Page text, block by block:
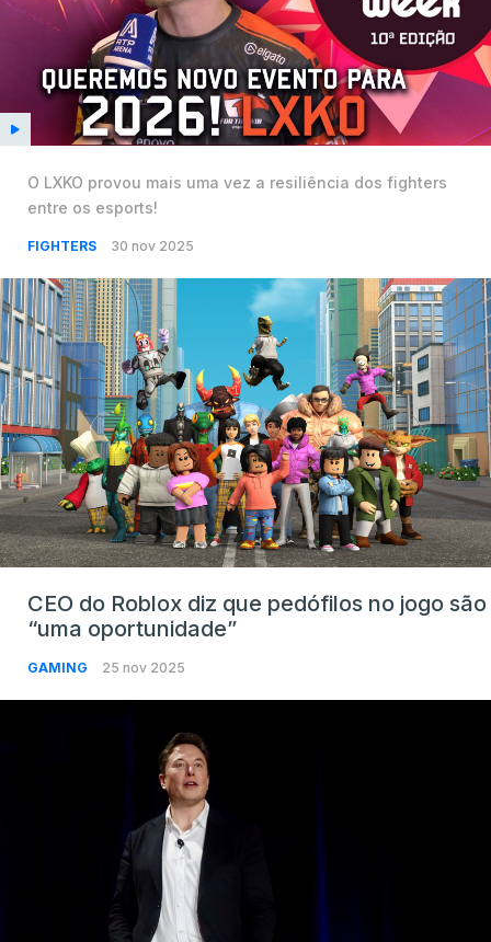
O LXKO provou mais uma vez a resiliência dos fighters
entre os esports!
FIGHTERS 30 nov 2025
CEO do Roblox diz que pedófilos no jogo são
“uma oportunidade”
GAMING 25 nov 2025